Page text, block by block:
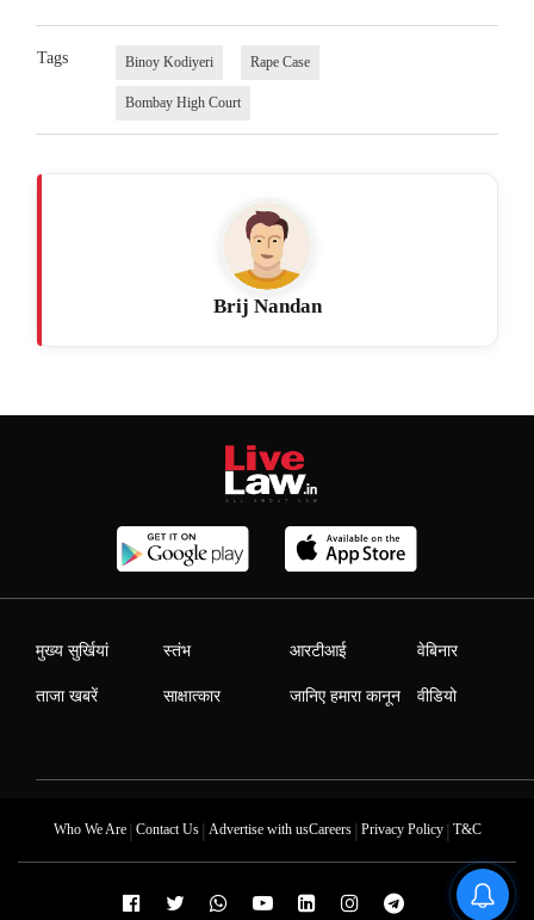
Tags Binoy Kodiyeri Rape Case
Bombay High Court
Brij Nandan
मुख्य सुर्खियां
ताजा खबरें
स्तंभ
साक्षात्कार
आरटीआई
जानिए हमारा कानून
वेबिनार
वीडियो
Who We Are| Contact Us| Advertise with usCareers| Privacy Policy| T&C